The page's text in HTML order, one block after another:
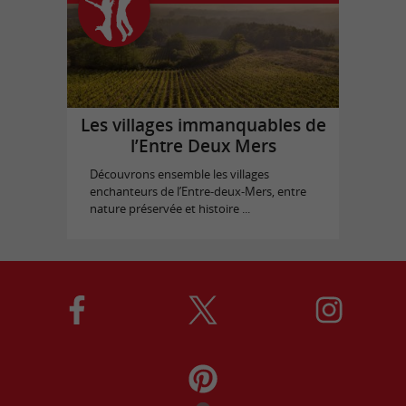
Les villages immanquables de
l’Entre Deux Mers
Découvrons ensemble les villages
enchanteurs de l’Entre-deux-Mers, entre
nature préservée et histoire ...